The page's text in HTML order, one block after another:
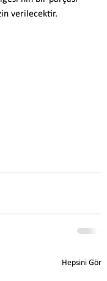
verilecektir.
Hepsini Gör